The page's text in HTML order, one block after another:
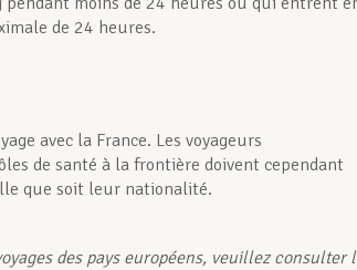
de 24 heures.
avec la France. Les voyageurs
de santé à la frontière doivent cependant
que soit leur nationalité.
des pays européens, veuillez consulter